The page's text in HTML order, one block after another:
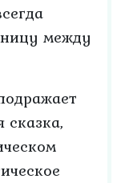
между